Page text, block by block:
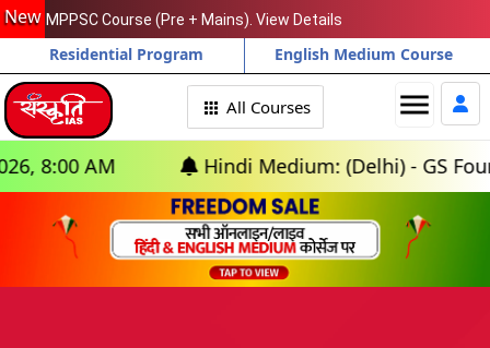
New MPPSC Course (Pre + Mains). View Details
Residential Program English Medium Course
menu
All Courses
Hindi Medium: (Delhi) - GS Foundation